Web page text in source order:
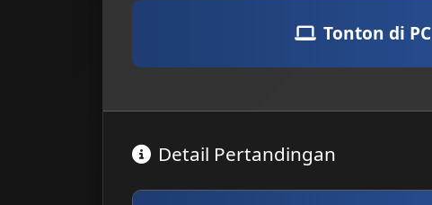
Tonton di PC
Detail Pertandingan